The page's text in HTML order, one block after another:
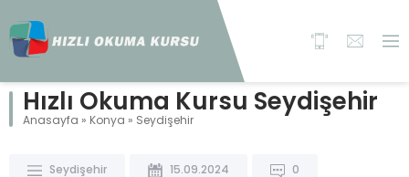
Hızlı Okuma Kursu Seydişehir
Anasayfa » Konya » Seydişehir
Seydişehir 15.09.2024 0